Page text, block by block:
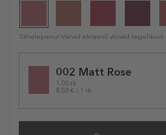
Tähelepanu! Värvid ekraanil võivad
variation002 Matt Rose
1.00 tk
8,50 € / 1 tk.